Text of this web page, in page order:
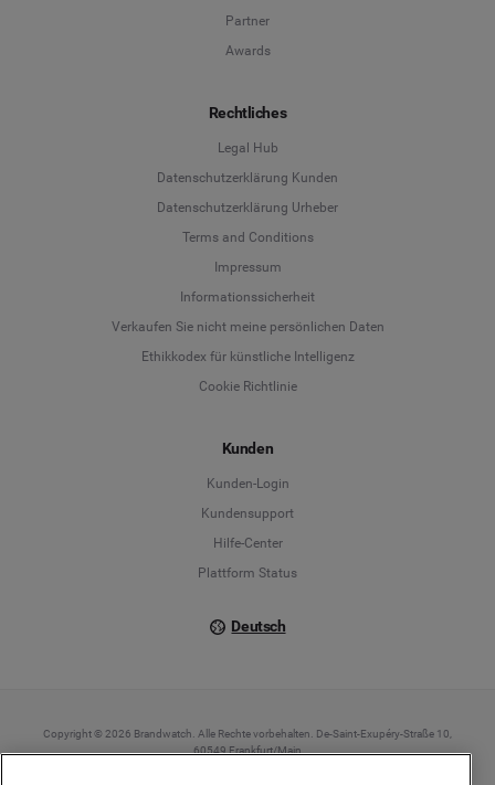
Partner
Awards
Rechtliches
Legal Hub
Datenschutzerklärung Kunden
Datenschutzerklärung Urheber
Terms and Conditions
Impressum
Informationssicherheit
Verkaufen Sie nicht meine persönlichen Daten
Ethikkodex für künstliche Intelligenz
Cookie Richtlinie
Kunden
Kunden-Login
Kundensupport
Hilfe-Center
Plattform Status
Deutsch
Deutsch
English
Copyright © 2026 Brandwatch. Alle Rechte vorbehalten. De-Saint-Exupéry-Straße 10,
60549 Frankfurt/Main